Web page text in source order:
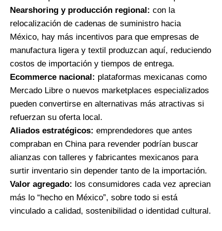
Nearshoring y producción regional: con la
relocalización de cadenas de suministro hacia
México, hay más incentivos para que empresas de
manufactura ligera y textil produzcan aquí, reduciendo
costos de importación y tiempos de entrega.
Ecommerce nacional: plataformas mexicanas como
Mercado Libre o nuevos marketplaces especializados
pueden convertirse en alternativas más atractivas si
refuerzan su oferta local.
Aliados estratégicos: emprendedores que antes
compraban en China para revender podrían buscar
alianzas con talleres y fabricantes mexicanos para
surtir inventario sin depender tanto de la importación.
Valor agregado: los consumidores cada vez aprecian
más lo “hecho en México”, sobre todo si está
vinculado a calidad, sostenibilidad o identidad cultural.